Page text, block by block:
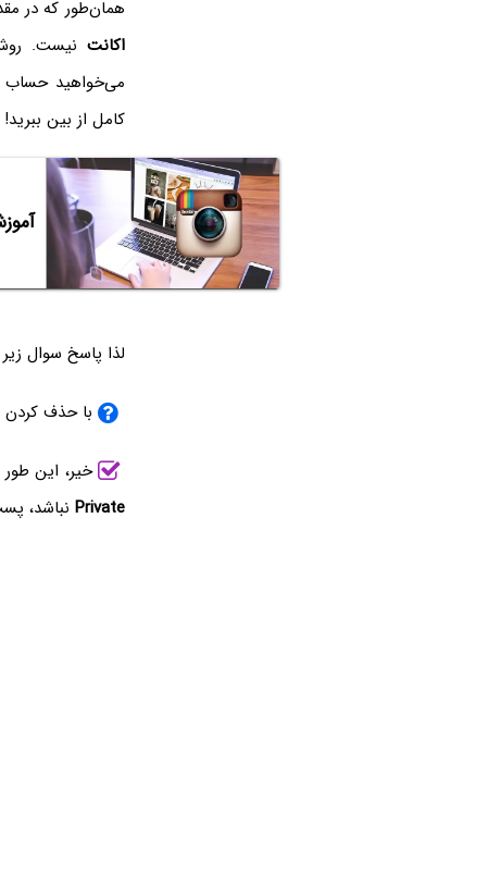
همان‌طور که در
اکانت نیست.
می‌خواهید حساب
کامل از بین
لذا پاسخ سوال
با حذف کردن
خیر، این
Private نباشد،